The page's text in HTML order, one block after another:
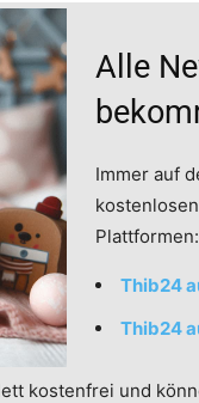
Alle
Immer auf
Plattformen:
Thib24
Thib24
kostenfrei und